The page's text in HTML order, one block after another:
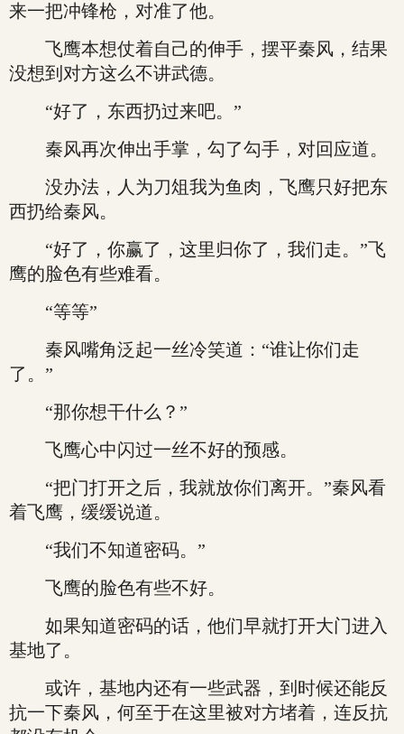
来一把冲锋枪，对准了他。
飞鹰本想仗着自己的伸手，摆平秦风，结果
没想到对方这么不讲武德。
“好了，东西扔过来吧。”
秦风再次伸出手掌，勾了勾手，对回应道。
没办法，人为刀俎我为鱼肉，飞鹰只好把东
西扔给秦风。
“好了，你赢了，这里归你了，我们走。”飞
鹰的脸色有些难看。
“等等”
秦风嘴角泛起一丝冷笑道：“谁让你们走
了。”
“那你想干什么？”
飞鹰心中闪过一丝不好的预感。
“把门打开之后，我就放你们离开。”秦风看
着飞鹰，缓缓说道。
“我们不知道密码。”
飞鹰的脸色有些不好。
如果知道密码的话，他们早就打开大门进入
基地了。
或许，基地内还有一些武器，到时候还能反
抗一下秦风，何至于在这里被对方堵着，连反抗